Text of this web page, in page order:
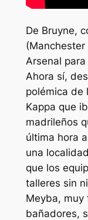
De Bruyne,
(Manchester
Arsenal
Ahora sí,
polémica de
Kappa que
madrileños
última hora
una
que los
talleres sin
Meyba, muy
bañadores,